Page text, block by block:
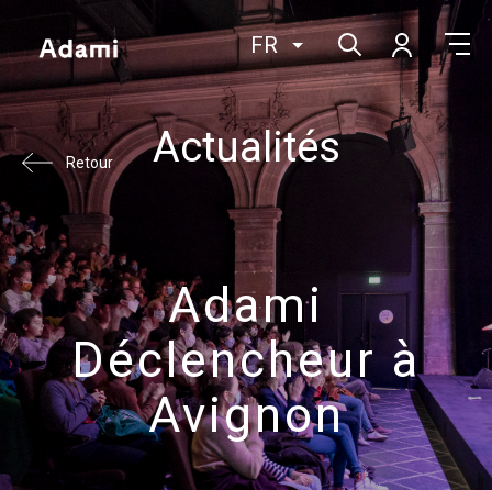
FR
Retour Actualités
Adami
Déclencheur à
Avignon